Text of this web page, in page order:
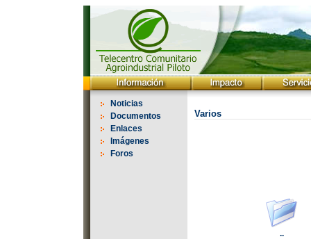
Noticias
Documentos
Enlaces
Imágenes
Foros
Varios
..